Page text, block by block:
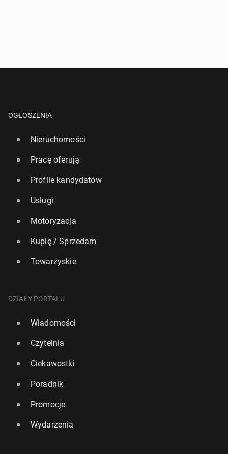
OGŁOSZENIA
Nieruchomości
Pracę oferują
Profile kandydatów
Usługi
Motoryzacja
Kupię / Sprzedam
Towarzyskie
DZIAŁY PORTALU
Wiadomości
Czytelnia
Ciekawostki
Poradnik
Promocje
Wydarzenia